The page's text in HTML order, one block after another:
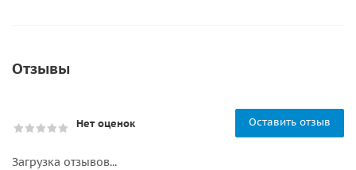
Отзывы
Нет оценок Оставить отзыв
Загрузка отзывов...